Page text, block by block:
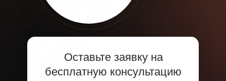
Оставьте заявку на
бесплатную консультацию